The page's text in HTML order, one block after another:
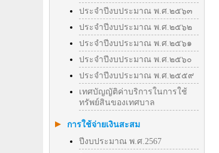
ประจำปีงบประมาณ พ.ศ.๒๕๖๓
ประจำปีงบประมาณ พ.ศ.๒๕๖๒
ประจำปีงบประมาณ พ.ศ.๒๕๖๑
ประจำปีงบประมาณ พ.ศ.๒๕๖๐
ประจำปีงบประมาณ พ.ศ.๒๕๕๙
เทศบัญญัติค่าบริการในการใช้
ทรัพย์สินของเทศบาล
การใช้จ่ายเงินสะสม
ปีงบประมาณ พ.ศ.2567